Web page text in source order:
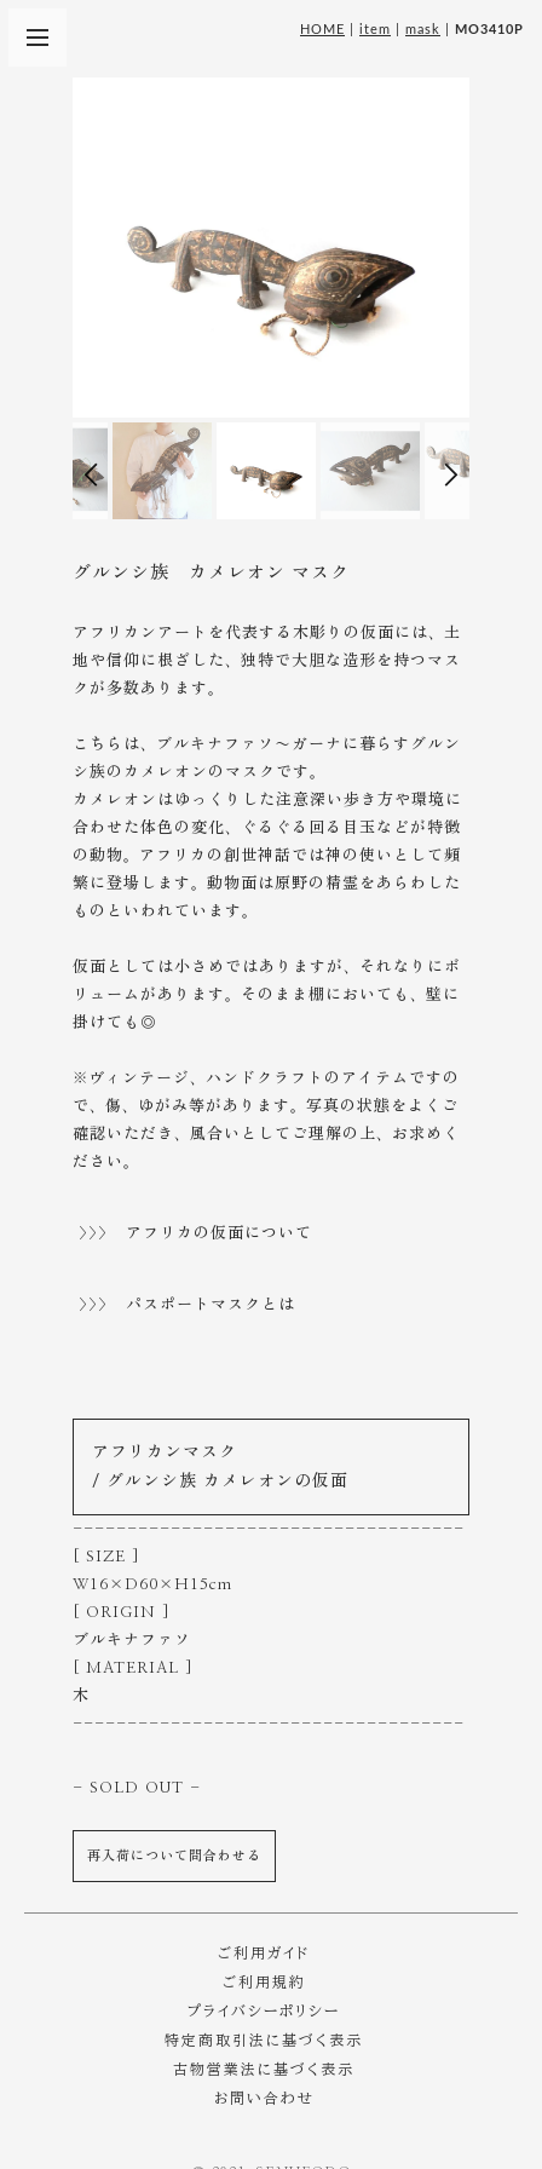
HOME item mask MO3410P
グルンシ族 カメレオン マスク
アフリカンアートを代表する木彫りの仮面には、土
地や信仰に根ざした、独特で大胆な造形を持つマス
クが多数あります。
こちらは、ブルキナファソ〜ガーナに暮らすグルン
シ族のカメレオンのマスクです。
カメレオンはゆっくりした注意深い歩き方や環境に
合わせた体色の変化、ぐるぐる回る目玉などが特徴
の動物。アフリカの創世神話では神の使いとして頻
繁に登場します。動物面は原野の精霊をあらわした
ものといわれています。
仮面としては小さめではありますが、それなりにボ
リュームがあります。そのまま棚においても、壁に
掛けても◎
※ヴィンテージ、ハンドクラフトのアイテムですの
で、傷、ゆがみ等があります。 写真の状態をよくご
確認いただき、風合いとしてご理解の上、 お求めく
ださい。
>>> アフリカの仮面について
>>> パスポートマスクとは
アフリカンマスク
/ グルンシ族 カメレオンの仮面
------------------------------------
[ SIZE ]
W16×D60×H15cm
[ ORIGIN ]
ブルキナファソ
[ MATERIAL ]
木
------------------------------------
- SOLD OUT -
再入荷について問合わせる
ご利用ガイド
ご利用規約
プライバシーポリシー
特定商取引法に基づく表示
古物営業法に基づく表示
お問い合わせ